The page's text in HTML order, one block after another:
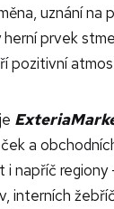
uznání na
prvek
pozitivní
a
i napříč
interních